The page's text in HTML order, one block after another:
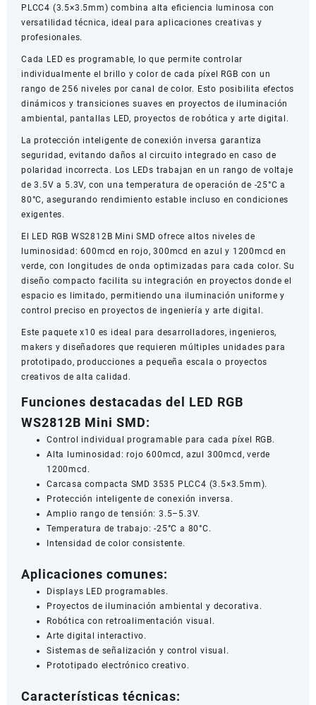
cantidad
PLCC4 (3.5×3.5mm) combina alta eficiencia luminosa con
versatilidad técnica, ideal para aplicaciones creativas y
profesionales.
Cada LED es programable, lo que permite controlar
individualmente el brillo y color de cada píxel RGB con un
rango de 256 niveles por canal de color. Esto posibilita efectos
dinámicos y transiciones suaves en proyectos de iluminación
ambiental, pantallas LED, proyectos de robótica y arte digital.
La protección inteligente de conexión inversa garantiza
seguridad, evitando daños al circuito integrado en caso de
polaridad incorrecta. Los LEDs trabajan en un rango de voltaje
de 3.5V a 5.3V, con una temperatura de operación de -25°C a
80°C, asegurando rendimiento estable incluso en condiciones
exigentes.
El LED RGB WS2812B Mini SMD ofrece altos niveles de
luminosidad: 600mcd en rojo, 300mcd en azul y 1200mcd en
verde, con longitudes de onda optimizadas para cada color. Su
diseño compacto facilita su integración en proyectos donde el
espacio es limitado, permitiendo una iluminación uniforme y
control preciso en proyectos de ingeniería y arte digital.
Este paquete x10 es ideal para desarrolladores, ingenieros,
makers y diseñadores que requieren múltiples unidades para
prototipado, producciones a pequeña escala o proyectos
creativos de alta calidad.
Funciones destacadas del LED RGB
WS2812B Mini SMD:
Control individual programable para cada píxel RGB.
Alta luminosidad: rojo 600mcd, azul 300mcd, verde
1200mcd.
Carcasa compacta SMD 3535 PLCC4 (3.5×3.5mm).
Protección inteligente de conexión inversa.
Amplio rango de tensión: 3.5–5.3V.
Temperatura de trabajo: -25°C a 80°C.
Intensidad de color consistente.
Aplicaciones comunes:
Displays LED programables.
Proyectos de iluminación ambiental y decorativa.
Robótica con retroalimentación visual.
Arte digital interactivo.
Sistemas de señalización y control visual.
Prototipado electrónico creativo.
Características técnicas: